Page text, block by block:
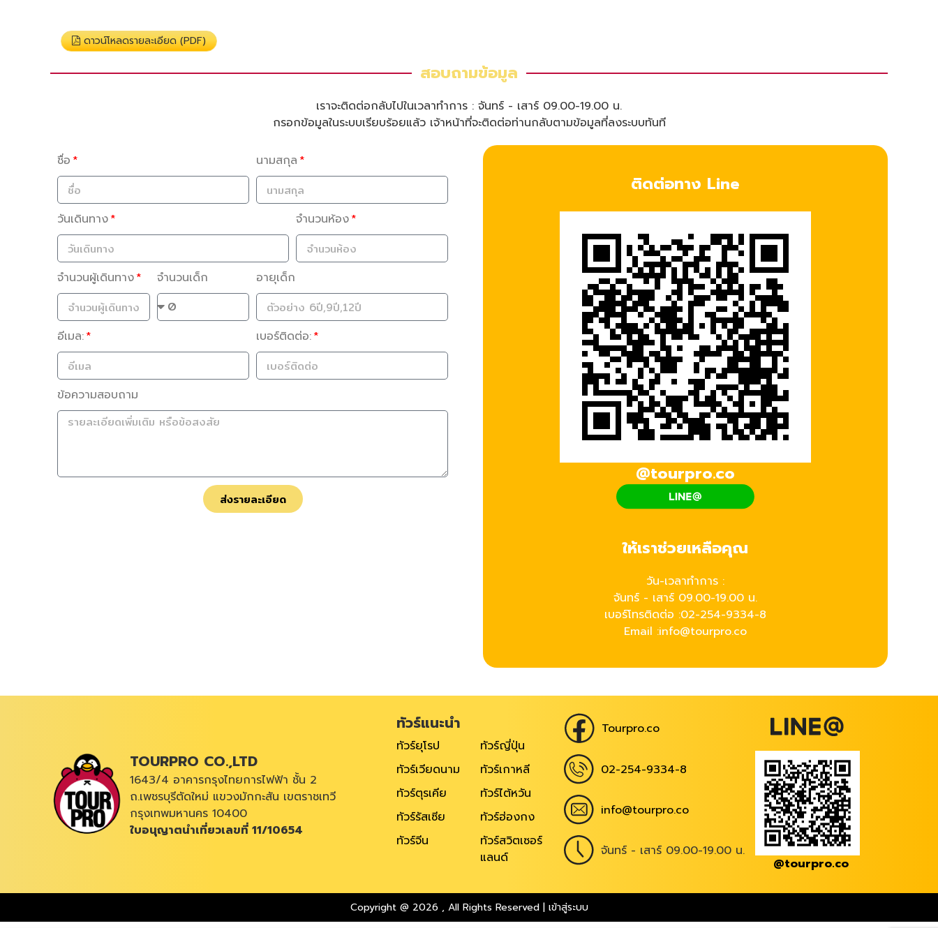
ดาวน์โหลดรายละเอียด (PDF)
สอบถามข้อมูล
เราจะติดต่อกลับไปในเวลาทำการ : จันทร์ - เสาร์ 09.00-19.00 น.
กรอกข้อมูลในระบบเรียบร้อยแล้ว เจ้าหน้าที่จะติดต่อท่านกลับตามข้อมูลที่ลงระบบทันที
ชื่อ นามสกุล
วันเดินทาง จำนวนห้อง
จำนวนผู้เดินทาง จำนวนเด็ก อายุเด็ก
อีเมล: เบอร์ติดต่อ:
ข้อความสอบถาม
ส่งรายละเอียด
ติดต่อทาง Line
@tourpro.co
ให้เราช่วยเหลือคุณ
วัน-เวลาทำการ :
จันทร์ - เสาร์ 09.00-19.00 น.
เบอร์โทรติดต่อ :02-254-9334-8
Email :info@tourpro.co
TOURPRO CO.,LTD
1643/4 อาคารกรุงไทยการไฟฟ้า ชั้น 2
ถ.เพชรบุรีตัดใหม่ แขวงมักกะสัน เขตราชเทวี
กรุงเทพมหานคร 10400
ใบอนุญาตนำเที่ยวเลขที่ 11/10654
ทัวร์แนะนำ
ทัวร์ยุโรป
ทัวร์ญี่ปุ่น
ทัวร์เวียดนาม
ทัวร์เกาหลี
ทัวร์ตุรเคีย
ทัวร์ไต้หวัน
ทัวร์รัสเซีย
ทัวร์ฮ่องกง
ทัวร์จีน
ทัวร์สวิตเซอร์
แลนด์
Tourpro.co
02-254-9334-8
info@tourpro.co
จันทร์ - เสาร์ 09.00-19.00 น.
@tourpro.co
Copyright @ 2026 , All Rights Reserved| เข้าสู่ระบบ